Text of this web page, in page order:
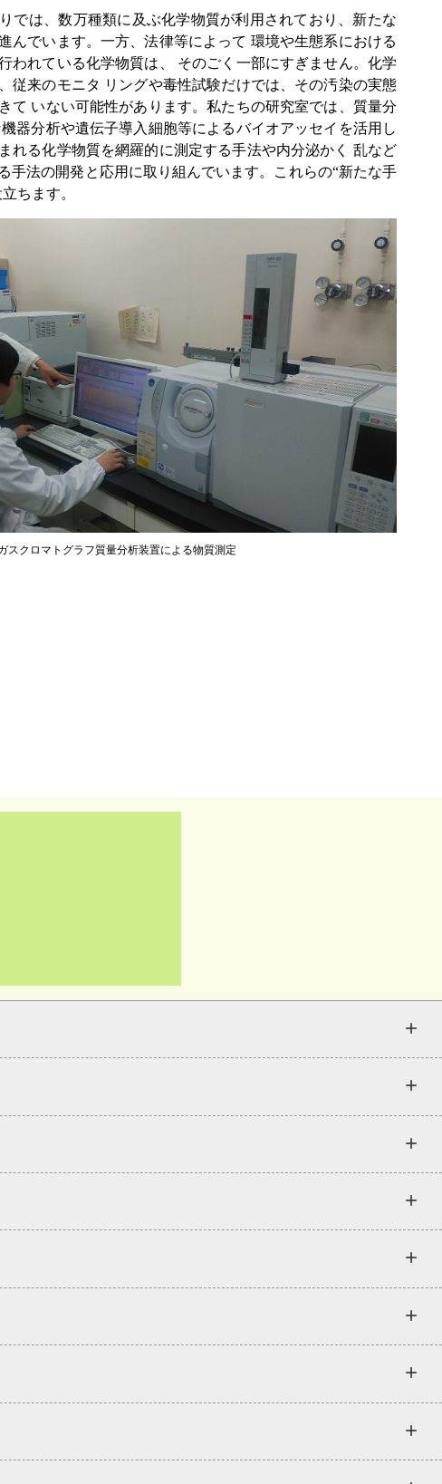
では、数万種類に及ぶ化学物質が利用されており、新たな
んでいます。一方、法律等によって 環境や生態系における
われている化学物質は、 そのごく一部にすぎません。化学
従来のモニタ リングや毒性試験だけでは、その汚染の実態
て いない可能性があります。私たちの研究室では、質量分
器分析や遺伝子導入細胞等によるバイオアッセイを活用し
れる化学物質を網羅的に測定する手法や内分泌かく 乱など
手法の開発と応用に取り組んでいます。これらの“新たな手
ちます。
スクロマトグラフ質量分析装置による物質測定